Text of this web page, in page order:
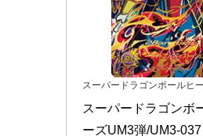
スーパードラゴンボールヒ
スーパードラゴンボ
ーズUM3弾/UM3-